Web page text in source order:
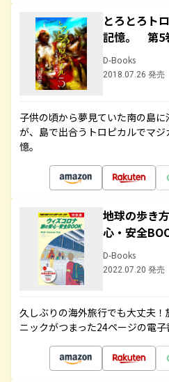
とろとろト
記憶。 第5
D-Books
2018.07.26 発売
子供の頃から夢見ていた南の島
が、島で出合うトロピカルでマ
憶。
地球の歩き
心・安全
D-Books
2022.07.20 発売
久しぶりの海外旅行でも大丈夫
ニックがつまった24ページの電子